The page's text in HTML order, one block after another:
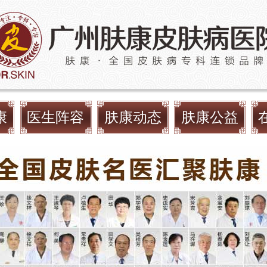
医生阵容 肤康动态 肤康公益